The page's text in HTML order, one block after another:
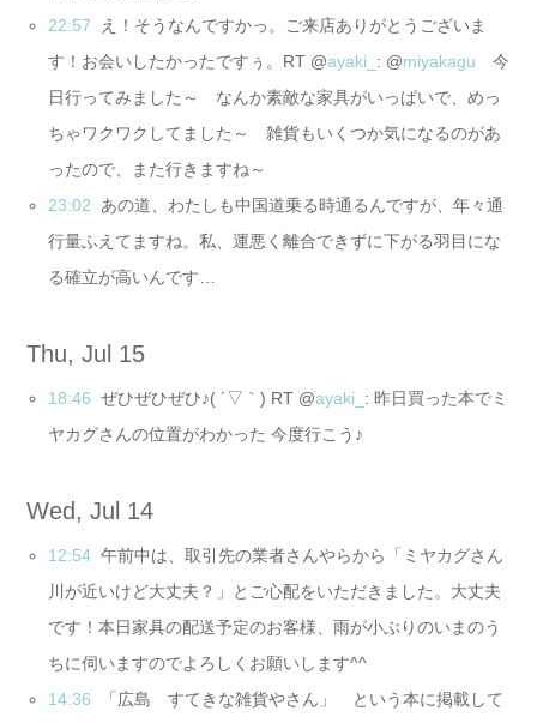
22:57
え！そうなんですかっ。ご来店ありがとうございま
す！お会いしたかったですぅ。RT @ayaki_ : @miyakagu 今
日行ってみました～ なんか素敵な家具がいっぱいで、めっ
ちゃワクワクしてました～ 雑貨もいくつか気になるのがあ
ったので、また行きますね～
23:02
あの道、わたしも中国道乗る時通るんですが、年々通
行量ふえてますね。私、運悪く離合できずに下がる羽目にな
る確立が高いんです…
Thu, Jul 15
18:46 ぜひぜひぜひ♪( ´▽｀) RT @ayaki_ : 昨日買った本でミ
ヤカグさんの位置がわかった 今度行こう♪
Wed, Jul 14
12:54 午前中は、取引先の業者さんやらから「ミヤカグさん
川が近いけど大丈夫？」とご心配をいただきました。大丈夫
です！本日家具の配送予定のお客様、雨が小ぶりのいまのう
ちに伺いますのでよろしくお願いします^^
14:36
「広島 すてきな雑貨やさん」 という本に掲載して